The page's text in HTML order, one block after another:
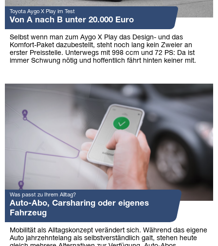
Toyota Aygo X Play im Test
Von A nach B unter 20.000 Euro
Selbst wenn man zum Aygo X Play das Design- und das
Komfort-Paket dazubestellt, steht noch lang kein Zweier an
erster Preisstelle. Unterwegs mit 998 ccm und 72 PS: Da ist
immer Schwung nötig und hoffentlich fährt hinten keiner mit.
Was passt zu Ihrem Alltag?
Auto-Abo, Carsharing oder eigenes
Fahrzeug
Mobilität als Alltagskonzept verändert sich. Während das eigene
Auto jahrzehntelang als selbstverständlich galt, stehen heute